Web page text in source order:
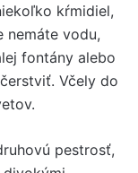
kŕmidiel,
nemáte vodu,
fontány alebo
Včely do
pestrosť,